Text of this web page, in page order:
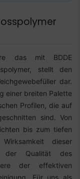
das mit BDDE
stellt den
dar.
einer breiten Palette
Profilen, die auf
sind. Von
bis zum tiefen
dieser
der Qualität des
der effektiven
Für uns als